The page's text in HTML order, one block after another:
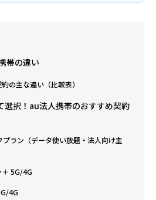
帯の違い
の主な違い（比較表）
選択！au法人携帯のおすすめ契約
ラン（データ使い放題・法人向け主
＋ 5G/4G
4G